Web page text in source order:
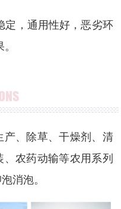
定，通用性好，恶劣环
、除草、干燥剂、清
农药动输等农用系列
消泡。